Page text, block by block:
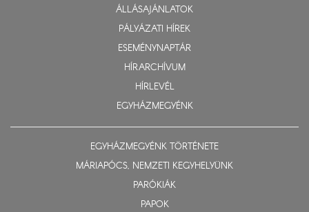
ÁLLÁSAJÁNLATOK
PÁLYÁZATI HÍREK
ESEMÉNYNAPTÁR
HÍRARCHÍVUM
HÍRLEVÉL
EGYHÁZMEGYÉNK
EGYHÁZMEGYÉNK TÖRTÉNETE
MÁRIAPÓCS, NEMZETI KEGYHELYÜNK
PARÓKIÁK
PAPOK